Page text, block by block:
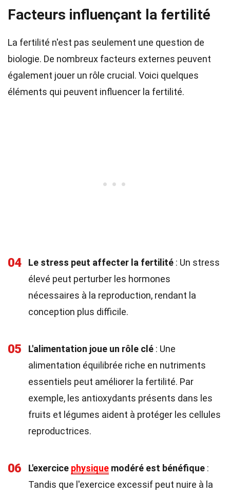
Facteurs influençant la fertilité
La fertilité n'est pas seulement une question de
biologie. De nombreux facteurs externes peuvent
également jouer un rôle crucial. Voici quelques
éléments qui peuvent influencer la fertilité.
04 Le stress peut affecter la fertilité : Un stress
élevé peut perturber les hormones
nécessaires à la reproduction, rendant la
conception plus difficile.
05 L'alimentation joue un rôle clé : Une
alimentation équilibrée riche en nutriments
essentiels peut améliorer la fertilité. Par
exemple, les antioxydants présents dans les
fruits et légumes aident à protéger les cellules
reproductrices.
06 L'exercice physique modéré est bénéfique :
Tandis que l'exercice excessif peut nuire à la